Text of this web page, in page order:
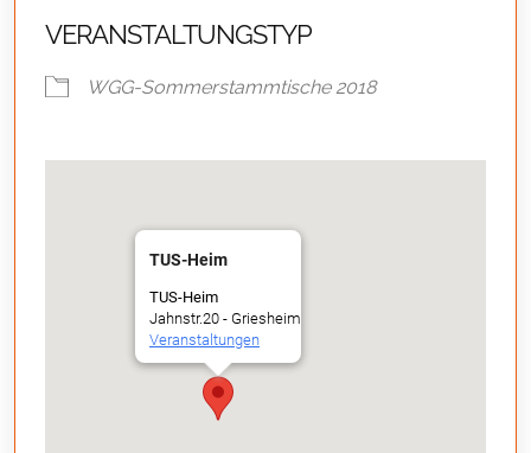
VERANSTALTUNGSTYP
WGG-Sommerstammtische 2018
TUS-Heim
TUS-Heim
Jahnstr.20 - Griesheim
Veranstaltungen